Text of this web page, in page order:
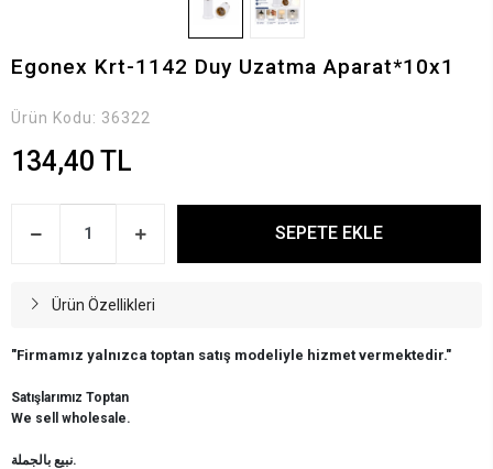
Egonex Krt-1142 Duy Uzatma Aparat*10x1
Ürün Kodu: 36322
134,40 TL
SEPETE EKLE
Ürün Özellikleri
"Firmamız yalnızca toptan satış modeliyle hizmet vermektedir."
Satışlarımız Toptan
We sell wholesale.
نبيع بالجملة.